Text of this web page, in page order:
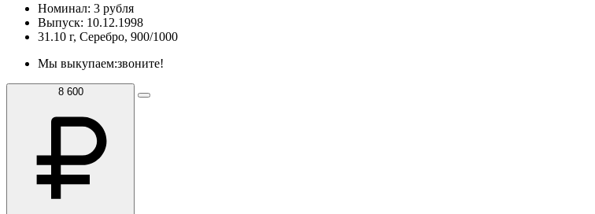
Номинал: 3 рубля
Выпуск: 10.12.1998
31.10 г, Серебро, 900/1000
Мы выкупаем:звоните!
8 600